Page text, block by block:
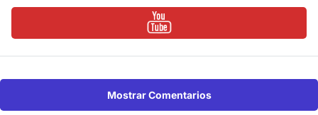
Mostrar Comentarios